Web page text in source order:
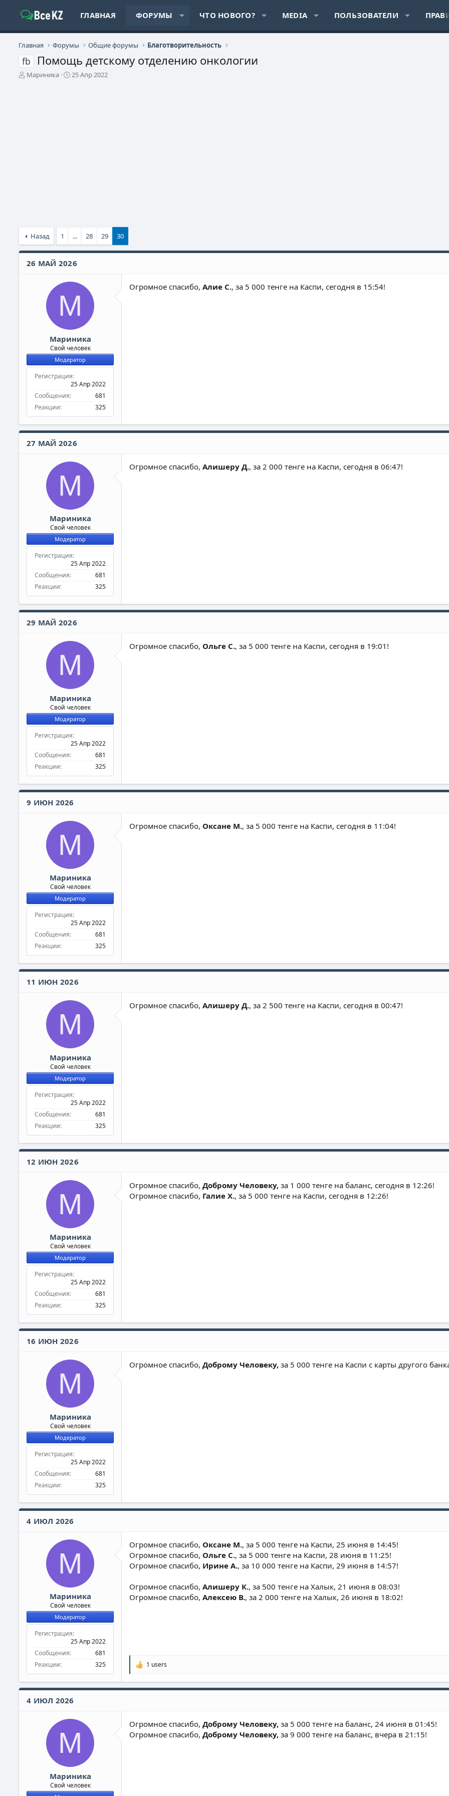
ГЛАВНАЯ ФОРУМЫ ЧТО НОВОГО? MEDIA ПОЛЬЗОВАТЕЛИ
Главная Форумы Общие форумы Благотворительность
fb Помощь детскому отделению онкологии
А
Мариника
Д
25 Апр 2022
Назад 1 ... 28 29 30
26 МАЙ 2026
М
Мариника
Свой человек
Модератор
Регистрация
25 Апр 2022
Сообщения
681
Реакции
325
Огромное спасибо, Алие С., за 5 000 тенге на Каспи, сегодня в 15:54!
27 МАЙ 2026
М
Мариника
Свой человек
Модератор
Регистрация
25 Апр 2022
Сообщения
681
Реакции
325
Огромное спасибо, Алишеру Д., за 2 000 тенге на Каспи, сегодня в 06:47!
29 МАЙ 2026
М
Мариника
Свой человек
Модератор
Регистрация
25 Апр 2022
Сообщения
681
Реакции
325
Огромное спасибо, Ольге С., за 5 000 тенге на Каспи, сегодня в 19:01!
9 ИЮН 2026
М
Мариника
Свой человек
Модератор
Регистрация
25 Апр 2022
Сообщения
681
Реакции
325
Огромное спасибо, Оксане М., за 5 000 тенге на Каспи, сегодня в 11:04!
11 ИЮН 2026
М
Мариника
Свой человек
Модератор
Регистрация
25 Апр 2022
Сообщения
681
Реакции
325
Огромное спасибо, Алишеру Д., за 2 500 тенге на Каспи, сегодня в 00:47!
12 ИЮН 2026
М
Мариника
Свой человек
Модератор
Регистрация
25 Апр 2022
Сообщения
681
Реакции
325
Огромное спасибо, Доброму Человеку, за 1 000 тенге на баланс, сегодня в 12:26!
Огромное спасибо, Галие Х., за 5 000 тенге на Каспи, сегодня в 12:26!
16 ИЮН 2026
М
Мариника
Свой человек
Модератор
Регистрация
25 Апр 2022
Сообщения
681
Реакции
325
Огромное спасибо, Доброму Человеку, за 5 000 тенге на Каспи с карты другого
4 ИЮЛ 2026
М
Мариника
Свой человек
Модератор
Регистрация
25 Апр 2022
Сообщения
681
Реакции
325
Огромное спасибо, Оксане М., за 5 000 тенге на Каспи, 25 июня в 14:45!
Огромное спасибо, Ольге С., за 5 000 тенге на Каспи, 28 июня в 11:25!
Огромное спасибо, Ирине А., за 10 000 тенге на Каспи, 29 июня в 14:57!
Огромное спасибо, Алишеру К., за 500 тенге на Халык, 21 июня в 08:03!
Огромное спасибо, Алексею В., за 2 000 тенге на Халык, 26 июня в 18:02!
Р
а
к
:
1 users
4 ИЮЛ 2026
М
Мариника
Свой человек
Огромное спасибо, Доброму Человеку, за 5 000 тенге на баланс, 24 июня в 01:45!
Огромное спасибо, Доброму Человеку, за 9 000 тенге на баланс, вчера в 21:15!